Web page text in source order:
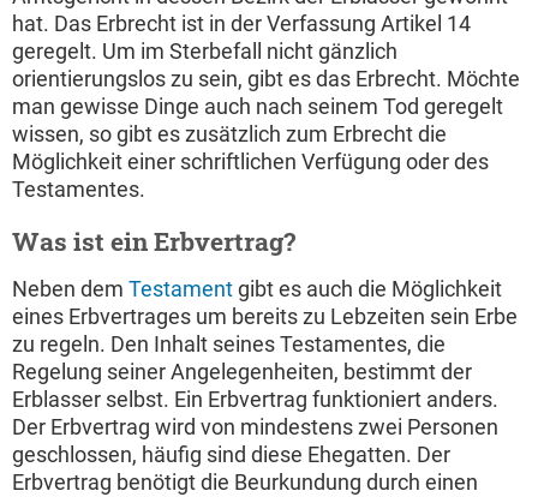
hat. Das Erbrecht ist in der Verfassung Artikel 14
geregelt. Um im Sterbefall nicht gänzlich
orientierungslos zu sein, gibt es das Erbrecht. Möchte
man gewisse Dinge auch nach seinem Tod geregelt
wissen, so gibt es zusätzlich zum Erbrecht die
Möglichkeit einer schriftlichen Verfügung oder des
Testamentes.
Was ist ein Erbvertrag?
Neben dem Testamentgibt es auch die Möglichkeit
eines Erbvertrages um bereits zu Lebzeiten sein Erbe
zu regeln. Den Inhalt seines Testamentes, die
Regelung seiner Angelegenheiten, bestimmt der
Erblasser selbst. Ein Erbvertrag funktioniert anders.
Der Erbvertrag wird von mindestens zwei Personen
geschlossen, häufig sind diese Ehegatten. Der
Erbvertrag benötigt die Beurkundung durch einen